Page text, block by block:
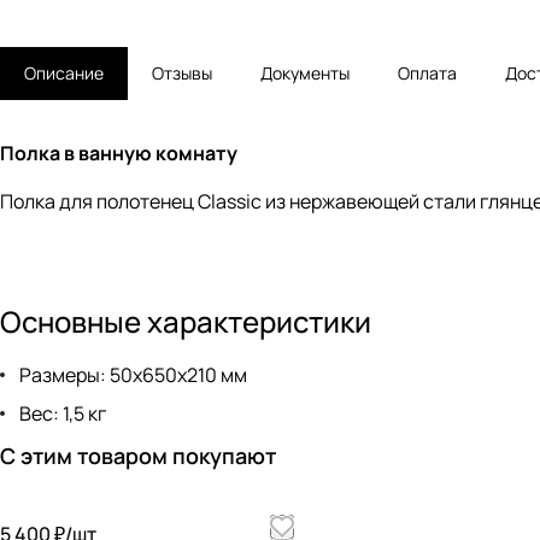
Описание Отзывы Документы Оплата
Полка в ванную комнату
Полка для полотенец Classic из нержавеющей стали
Основные характеристики
Размеры: 50х650х210 мм
Вес: 1,5 кг
С этим товаром покупают
5 400 ₽/шт